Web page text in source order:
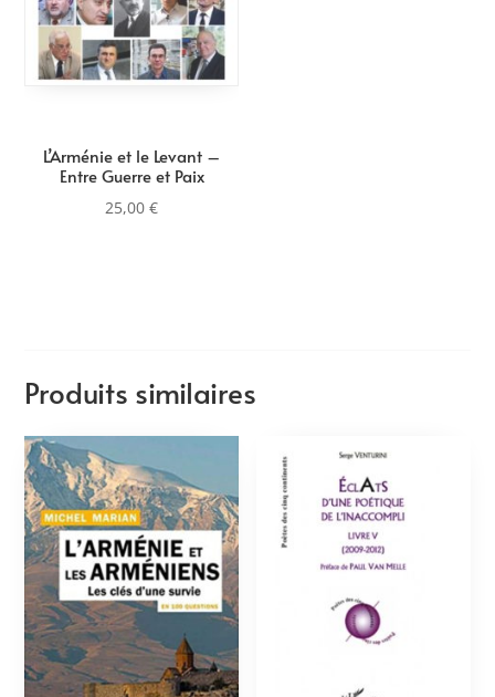
L’Arménie et le Levant –
Entre Guerre et Paix
25,00€
Produits similaires